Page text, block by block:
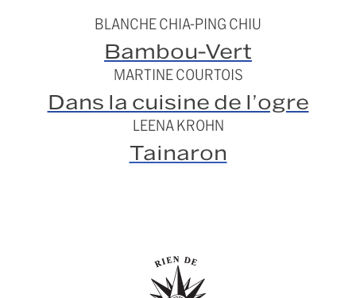
BLANCHE CHIA-PING CHIU
Bambou-Vert
MARTINE COURTOIS
Dans la cuisine de l’ogre
LEENA KROHN
Tainaron